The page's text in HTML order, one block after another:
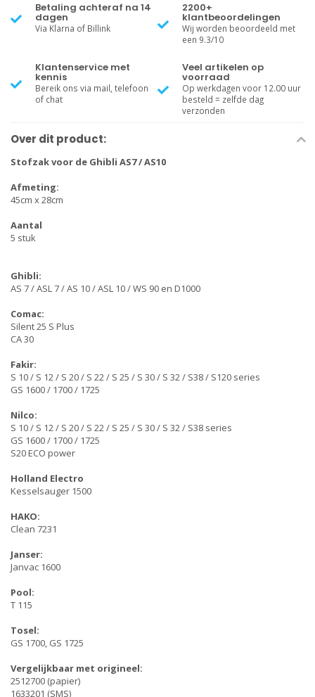
Betaling achteraf na 14
dagen
Via Klarna of Billink
2200+
klantbeoordelingen
Wij worden beoordeeld met
een 9.3/10
Klantenservice met
kennis
Bereik ons via mail, telefoon
of chat
Veel artikelen op
voorraad
Op werkdagen voor 12.00 uur
besteld = zelfde dag
verzonden
Over dit product:
Stofzak voor de Ghibli AS7 / AS10
Afmeting:
45cm x 28cm
Aantal
5 stuk
Ghibli:
AS 7 / ASL 7 / AS 10 / ASL 10 / WS 90 en D1000
Comac:
Silent 25 S Plus
CA 30
Fakir:
S 10 / S 12 / S 20 / S 22 / S 25 / S 30 / S 32 / S38 / S120 series
GS 1600 / 1700 / 1725
Nilco:
S 10 / S 12 / S 20 / S 22 / S 25 / S 30 / S 32 / S38 series
GS 1600 / 1700 / 1725
S20 ECO power
Holland Electro
Kesselsauger 1500
HAKO:
Clean 7231
Janser:
Janvac 1600
Pool:
T 115
Tosel:
GS 1700, GS 1725
Vergelijkbaar met origineel:
2512700 (papier)
1633201 (SMS)